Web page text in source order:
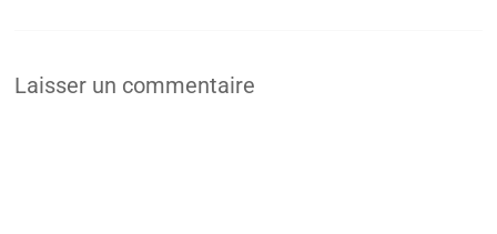
Laisser un commentaire